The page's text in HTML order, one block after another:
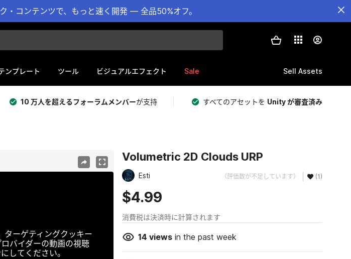
・コンテンツで、もっと速く開発 — 全品50%オフ。
ンプレート ツール ビジュアルエフェクト Sale Sell Assets
10 万人を超えるフォーラムメンバーが支持 すべてのアセットを Unity が審査済み
ターゲティングクッキー
バイダーの動画の視聴
してください。
Volumetric 2D Clouds URP
Esti （評価数が不足しています） (1)
$4.99
消費税は決済時に計算されます
14 viewsin the past week